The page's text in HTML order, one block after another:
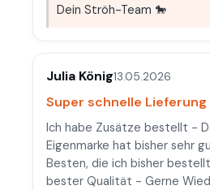
Dein Ströh-Team 🐎
Julia König13.05.2026
Super schnelle
Ich habe Zusätze bestellt -
Eigenmarke hat bisher sehr
Besten, die ich bisher
bester Qualität - Gerne